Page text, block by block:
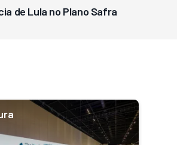
de Lula no Plano Safra